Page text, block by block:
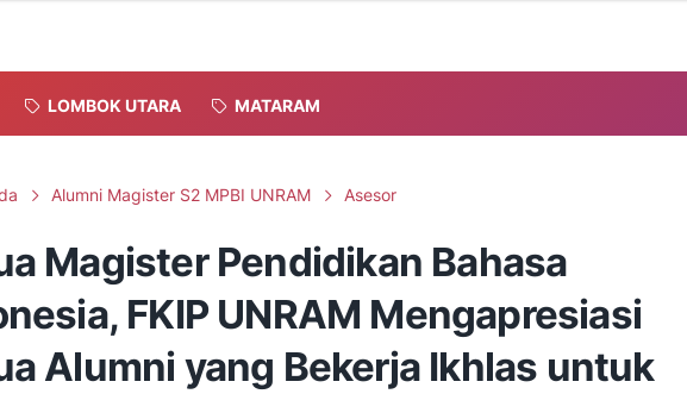
LOMBOK UTARA MATARAM
Alumni Magister S2 MPBI UNRAM Asesor
Magister Pendidikan Bahasa
FKIP UNRAM Mengapresiasi
Alumni yang Bekerja Ikhlas untuk